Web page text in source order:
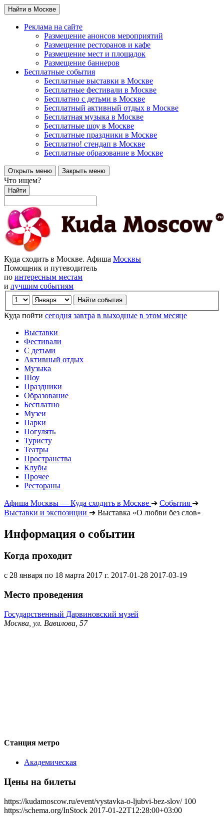
Найти в Москве
Реклама на сайте
Размещение анонсов мероприятий
Размещение ресторанов и кафе
Размещение мест и площадок
Размещение баннеров
Бесплатные события
Бесплатные выставки в Москве
Бесплатные фестивали в Москве
Бесплатно с детьми в Москве
Бесплатный активный отдых в Москве
Бесплатная музыка в Москве
Бесплатные шоу в Москве
Бесплатные праздники в Москве
Бесплатно! стендап в Москве
Бесплатные образование в Москве
Открыть меню Закрыть меню
Что ищем?
Найти
Куда сходить в Москве. Афиша Москвы
Помощник и путеводитель
по интересным местам
и лучшим событиям
Куда пойти сегодня завтра в выходные в этом месяце
Выставки
Фестивали
С детьми
Активный отдых
Музыка
Шоу
Праздники
Образование
Бесплатно
Музеи
Парки
Погулять
Туристу
Театры
Пространства
Клубы
Прочее
Рестораны
Афиша Москвы — Куда сходить в Москве ➔ События ➔
Выставки и экспозиции ➔ Выставка «О любви без слов»
Информация о событии
Когда проходит
с 28 января по 18 марта 2017 г. 2017-01-28 2017-03-19
Место проведения
Государственный Дарвиновский музей
Москва, ул. Вавилова, 57
Станция метро
Академическая
Цены на билеты
https://kudamoscow.ru/event/vystavka-o-ljubvi-bez-slov/ 100
https://schema.org/InStock 2017-01-22T12:28:00+03:00